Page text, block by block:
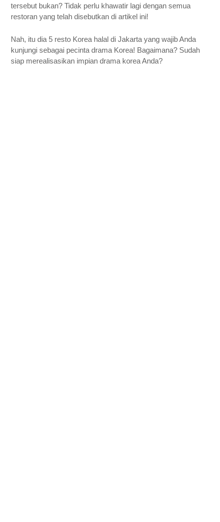
tersebut bukan? Tidak perlu khawatir lagi dengan semua
restoran yang telah disebutkan di artikel ini!
Nah, itu dia 5 resto Korea halal di Jakarta yang wajib Anda
kunjungi sebagai pecinta drama Korea! Bagaimana? Sudah
siap merealisasikan impian drama korea Anda?